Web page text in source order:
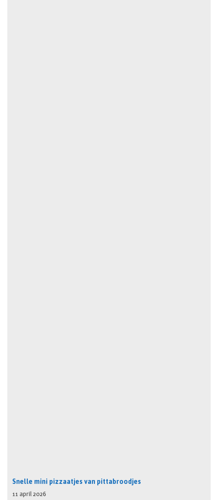
Snelle mini pizzaatjes van pittabroodjes
11 april 2026